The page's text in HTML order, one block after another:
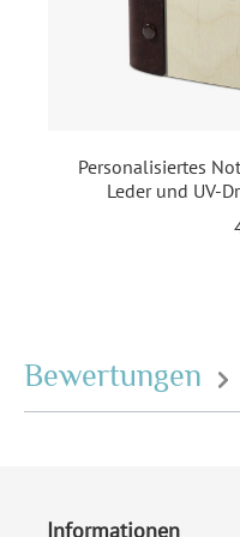
Bindungsart:
Highlights:
Material:
Personalisiertes
Leder und UV-
Bewertungen
Informationen